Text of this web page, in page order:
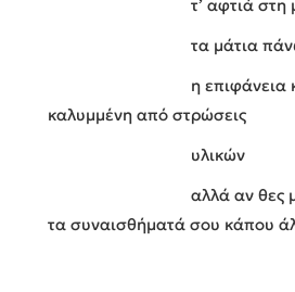
τ’ αφτιά στη
τα μάτια πάνω σε
η επιφάνεια κάτω
καλυμμένη από στρώσεις
υλικών
αλλά αν θες
τα συναισθήματά σου κάπου